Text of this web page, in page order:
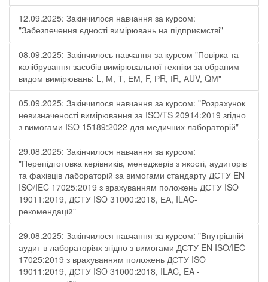
12.09.2025: Закінчилося навчання за курсом:
"Забезпечення єдності вимірювань на підприємстві"
08.09.2025: Закінчилось навчання за курсом "Повірка та
калібрування засобів вимірювальної техніки за обраним
видом вимірювань: L, М, Т, ЕМ, F, РR, ІR, АUV, QМ"
05.09.2025: Закінчилося навчання за курсом: "Розрахунок
невизначеності вимірювання за ISO/TS 20914:2019 згідно
з вимогами ISO 15189:2022 для медичних лабораторій"
29.08.2025: Закінчилося навчання за курсом:
"Перепідготовка керівників, менеджерів з якості, аудиторів
та фахівців лабораторій за вимогами стандарту ДСТУ EN
ISO/IEC 17025:2019 з врахуванням положень ДСТУ ISO
19011:2019, ДСТУ ISO 31000:2018, ЕА, ILAC-
рекомендацій"
29.08.2025: Закінчилося навчання за курсом: "Внутрішній
аудит в лабораторіях згідно з вимогами ДСТУ EN ISO/IEC
17025:2019 з врахуванням положень ДСТУ ISO
19011:2019, ДСТУ ISO 31000:2018, ILAC, EA -